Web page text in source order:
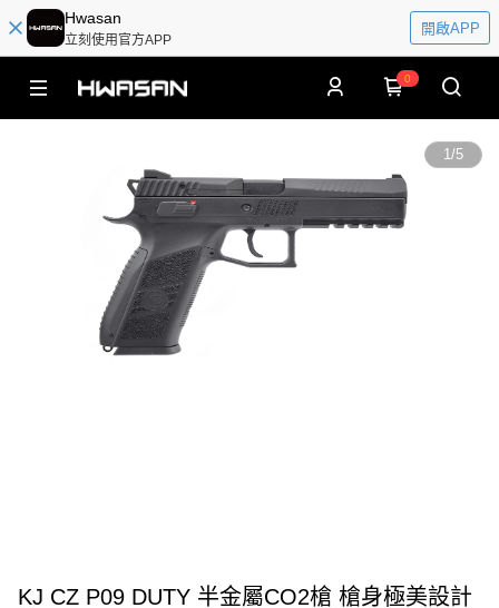
Hwasan
立刻使用官方APP
開啟APP
0
1/5
KJ CZ P09 DUTY 半金屬CO2槍 槍身極美設計